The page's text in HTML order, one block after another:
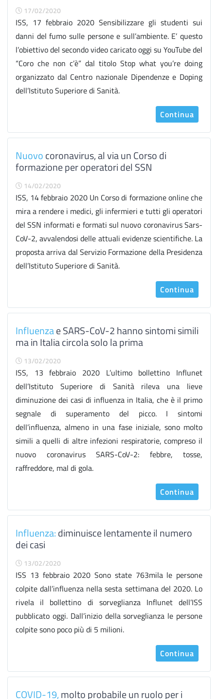
17/02/2020
ISS, 17 febbraio 2020 Sensibilizzare gli studenti sui
danni del fumo sulle persone e sull’ambiente. E’ questo
l’obiettivo del secondo video caricato oggi su YouTube del
“Coro che non c’è” dal titolo Stop what you’re doing
organizzato dal Centro nazionale Dipendenze e Doping
dell’Istituto Superiore di Sanità.
Continua
Nuovocoronavirus, al via un Corso di
formazione per operatori del SSN
14/02/2020
ISS, 14 febbraio 2020 Un Corso di formazione online che
mira a rendere i medici, gli infermieri e tutti gli operatori
del SSN informati e formati sul nuovo coronavirus Sars-
CoV-2, avvalendosi delle attuali evidenze scientifiche. La
proposta arriva dal Servizio Formazione della Presidenza
dell’Istituto Superiore di Sanità.
Continua
Influenzae SARS-CoV-2 hanno sintomi simili
ma in Italia circola solo la prima
13/02/2020
ISS, 13 febbraio 2020 L’ultimo bollettino Influnet
dell’Istituto Superiore di Sanità rileva una lieve
diminuzione dei casi di influenza in Italia, che è il primo
segnale di superamento del picco. I sintomi
dell’influenza, almeno in una fase iniziale, sono molto
simili a quelli di altre infezioni respiratorie, compreso il
nuovo coronavirus SARS-CoV-2: febbre, tosse,
raffreddore, mal di gola.
Continua
Influenza:diminuisce lentamente il numero
dei casi
13/02/2020
ISS 13 febbraio 2020 Sono state 763mila le persone
colpite dall’influenza nella sesta settimana del 2020. Lo
rivela il bollettino di sorveglianza Influnet dell’ISS
pubblicato oggi. Dall’inizio della sorveglianza le persone
colpite sono poco più di 5 milioni.
Continua
COVID-19,molto probabile un ruolo per i